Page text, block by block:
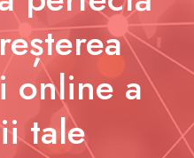
online a
tale